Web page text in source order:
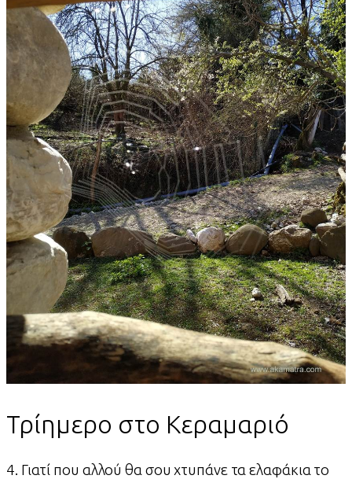
Τρίημερο στο Κεραμαριό
4. Γιατί που αλλού θα σου χτυπάνε τα ελαφάκια το